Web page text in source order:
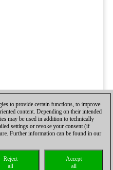
to provide certain functions, to improve
content. Depending on their intended
may be used in addition to technically
settings or revoke your consent (if
Further information can be found in our
Accept
all
Reject
all